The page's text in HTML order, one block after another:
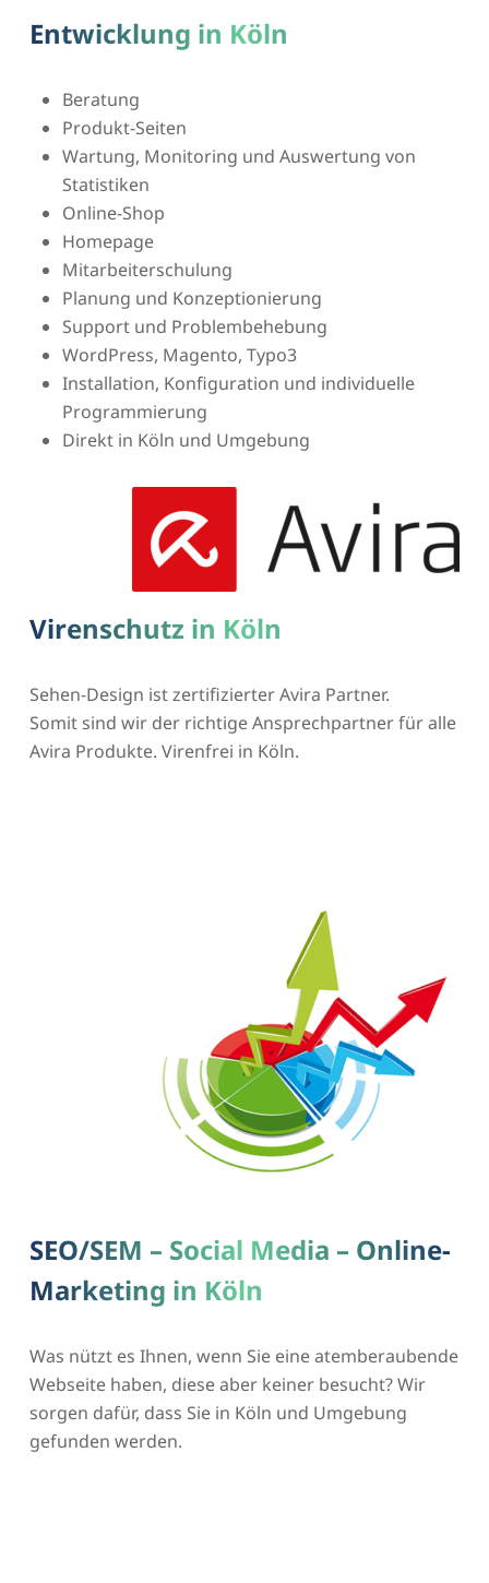
Entwicklung in Köln
Beratung
Produkt-Seiten
Wartung, Monitoring und Auswertung von
Statistiken
Online-Shop
Homepage
Mitarbeiterschulung
Planung und Konzeptionierung
Support und Problembehebung
WordPress, Magento, Typo3
Installation, Konfiguration und individuelle
Programmierung
Direkt in Köln und Umgebung
Virenschutz in Köln
Sehen-Design ist zertifizierter Avira Partner.
Somit sind wir der richtige Ansprechpartner für alle
Avira Produkte. Virenfrei in Köln.
SEO/SEM – Social Media – Online-
Marketing in Köln
Was nützt es Ihnen, wenn Sie eine atemberaubende
Webseite haben, diese aber keiner besucht? Wir
sorgen dafür, dass Sie in Köln und Umgebung
gefunden werden.